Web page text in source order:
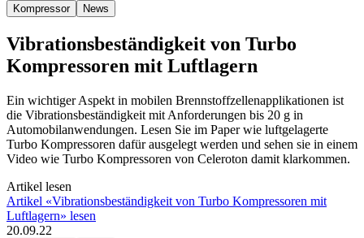
Kompressor News
Vibrationsbeständigkeit von Turbo
Kompressoren mit Luftlagern
Ein wichtiger Aspekt in mobilen Brennstoffzellenapplikationen ist
die Vibrationsbeständigkeit mit Anforderungen bis 20 g in
Automobilanwendungen. Lesen Sie im Paper wie luftgelagerte
Turbo Kompressoren dafür ausgelegt werden und sehen sie in einem
Video wie Turbo Kompressoren von Celeroton damit klarkommen.
Artikel lesen
Artikel «Vibrationsbeständigkeit von Turbo Kompressoren mit
Luftlagern» lesen
20.09.22